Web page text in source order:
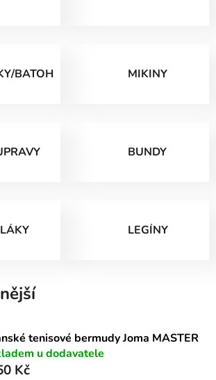
BATOHY MIKINY
BUNDY
LEGÍNY
tenisové bermudy Joma MASTER
u dodavatele
Kč